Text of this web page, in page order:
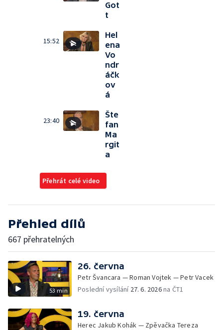
Got
t
15:52
Hel
ena
Vo
ndr
áčk
ov
á
23:40
Šte
fan
Ma
rgit
a
Přehrát celé video
Přehled dílů
667 přehratelných
53 min
26. června
Petr Švancara — Roman Vojtek — Petr Vacek
Poslední vysílání 27. 6. 2026na ČT1
19. června
Herec Jakub Kohák — Zpěvačka Tereza